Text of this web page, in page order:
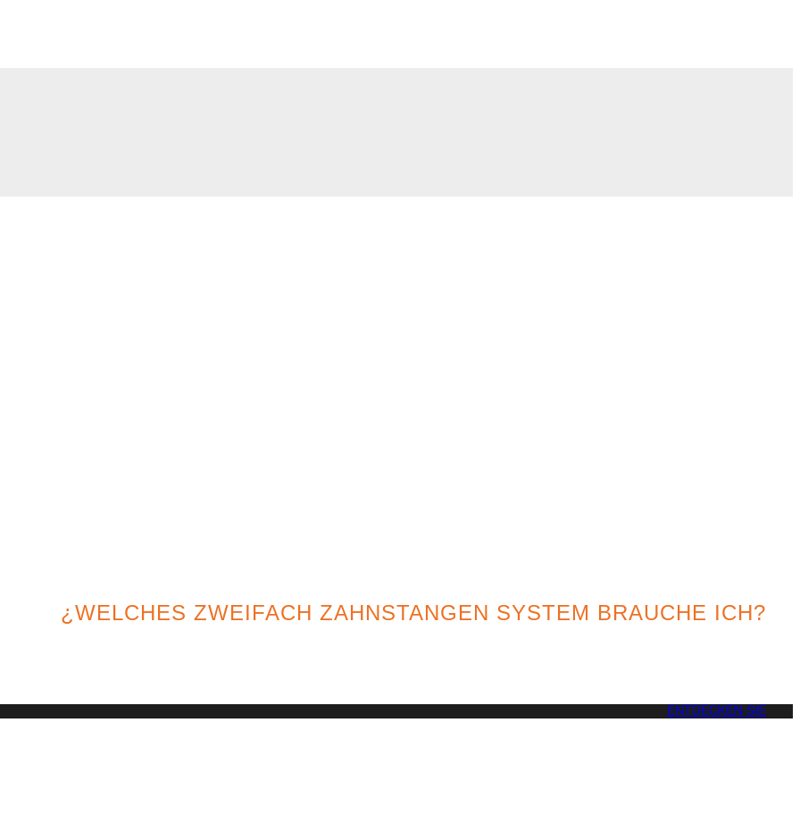
¿WELCHES ZWEIFACH ZAHNSTANGEN SYSTEM BRAUCHE ICH?
ENTDECKEN SIE